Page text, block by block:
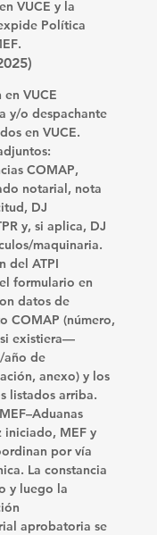
VUCE y la
Política
.
VUCE
y/o despachante
en VUCE.
COMAP,
notarial, nota
, DJ
y, si aplica, DJ
maquinaria.
del ATPI
formulario en
datos de
COMAP (número,
existiera—
año de
anexo) y los
listados arriba.
iniciado, MEF y
por vía
La constancia
y luego la
aprobatoria se